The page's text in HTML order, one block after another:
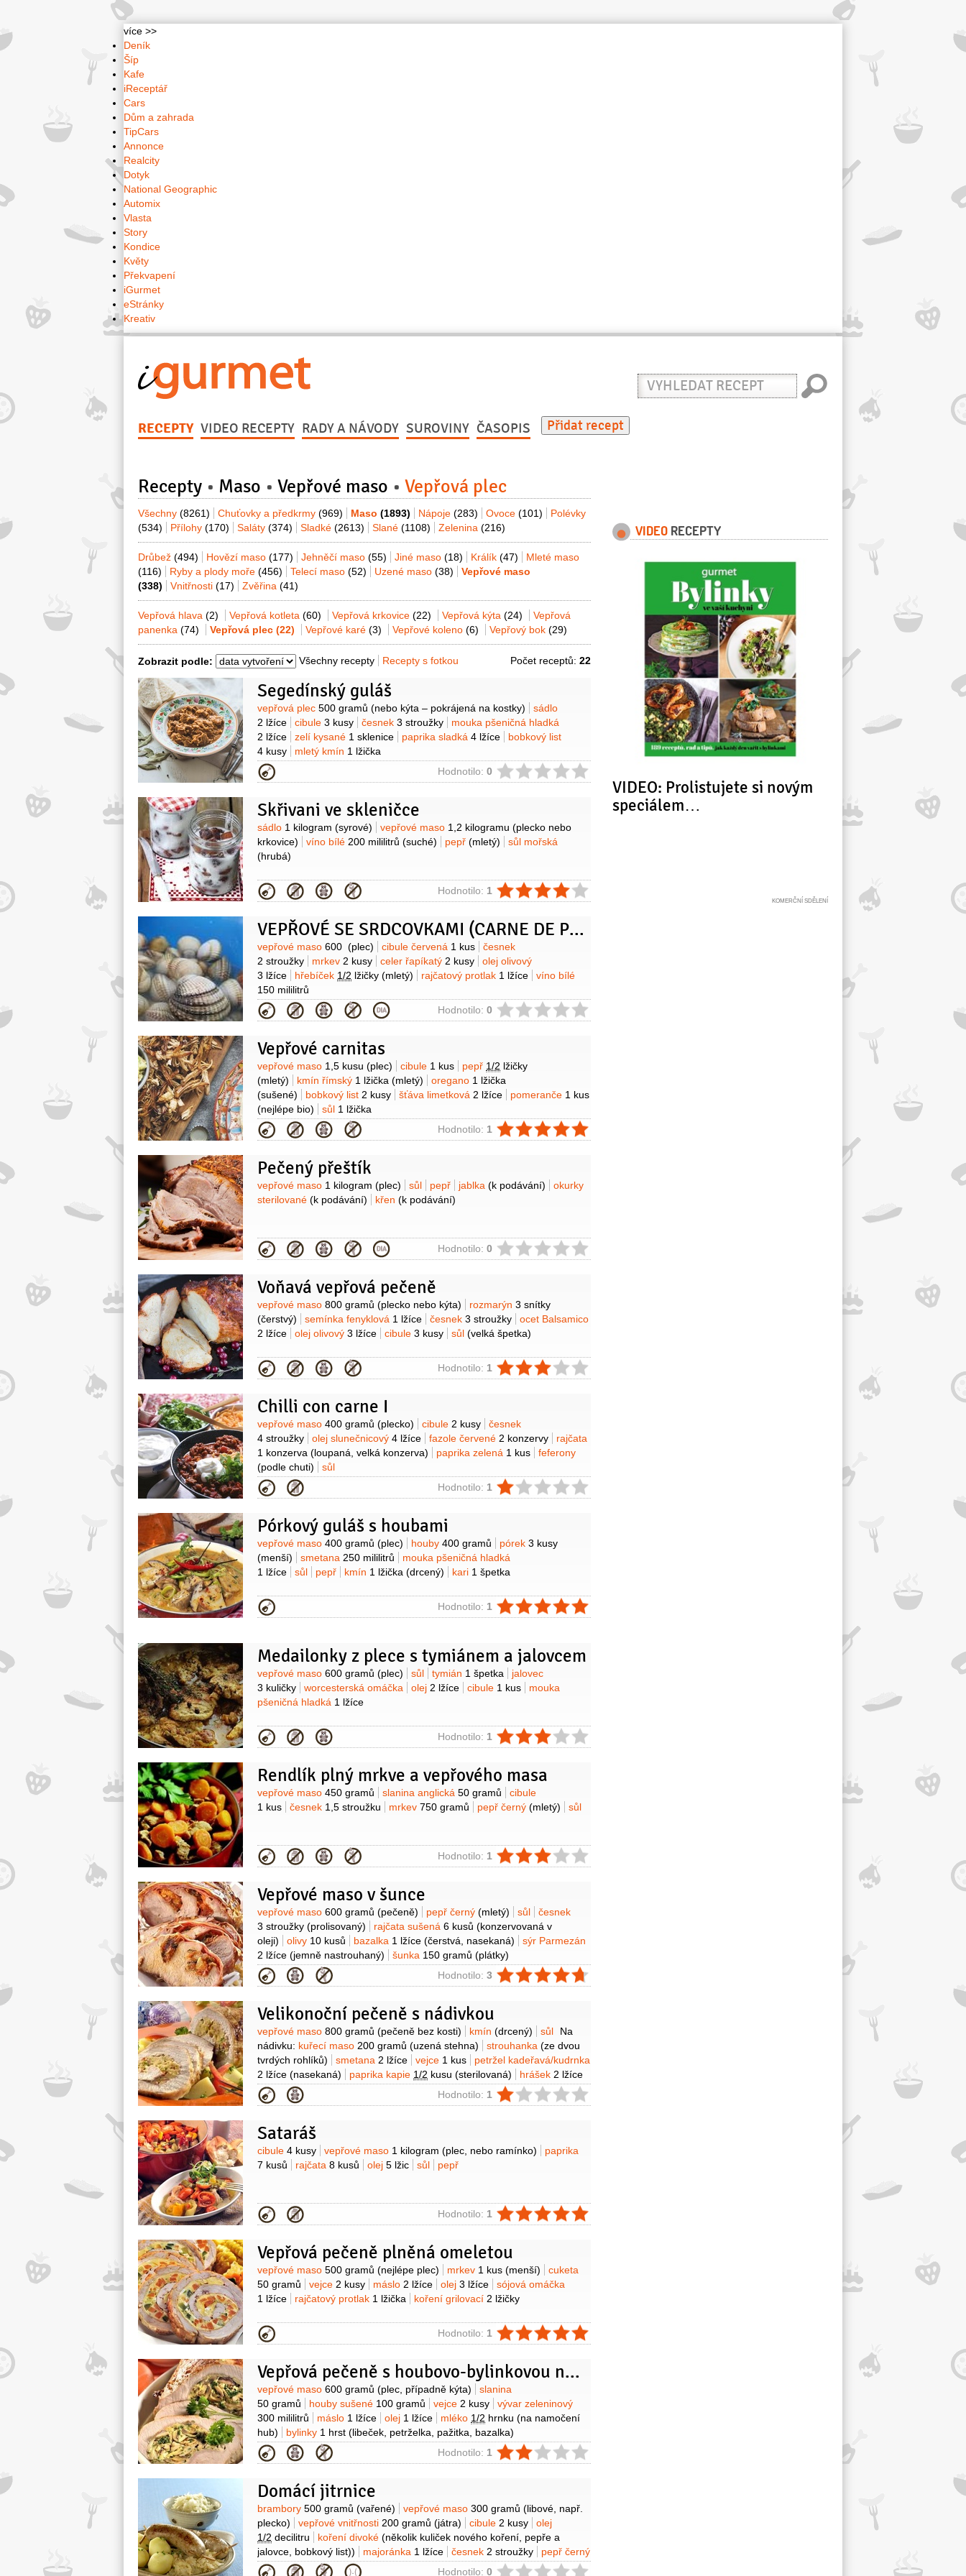
více >>
Deník
Šíp
Kafe
iReceptář
Cars
Dům a zahrada
TipCars
Annonce
Realcity
Dotyk
National Geographic
Automix
Vlasta
Story
Kondice
Květy
Překvapení
iGurmet
eStránky
Kreativ
Vyhledat
recept
RECEPTY VIDEO RECEPTY RADY A NÁVODY SUROVINY ČASOPIS Přidat recept
Recepty Maso Vepřové maso Vepřová plec
Všechny (8261) Chuťovky a předkrmy (969) Maso (1893) Nápoje (283) Ovoce (101)
Polévky
(534)
Přílohy (170) Saláty (374) Sladké (2613) Slané (1108) Zelenina (216)
Drůbež (494) Hovězí maso (177) Jehněčí maso (55) Jiné maso (18) Králík (47)
Mleté maso
(116)
Ryby a plody moře (456) Telecí maso (52) Uzené maso (38)
Vepřové maso
(338)
Vnitřnosti (17) Zvěřina (41)
Vepřová hlava (2) Vepřová kotleta (60) Vepřová krkovice (22) Vepřová kýta (24)
Vepřová
panenka (74) Vepřová plec (22) Vepřové karé (3) Vepřové koleno (6) Vepřový bok (29)
Zobrazit podle: Všechny recepty Recepty s fotkou Počet receptů: 22
Segedínský guláš
Suroviny
vepřová plec 500 gramů (nebo kýta – pokrájená na kostky)
sádlo
2 lžíce
cibule 3 kusy česnek 3 stroužky
mouka pšeničná hladká
2 lžíce
zelí kysané 1 sklenice paprika sladká 4 lžíce
bobkový list
4 kusy
mletý kmín 1 lžička
Kategorie Hodnotilo: 0
Skřivani ve skleničce
Suroviny
sádlo 1 kilogram (syrové) vepřové maso 1,2 kilogramu (plecko nebo
krkovice)
víno bílé 200 mililitrů (suché) pepř (mletý)
sůl mořská
(hrubá)
Kategorie Hodnotilo: 1
VEPŘOVÉ SE SRDCOVKAMI (CARNE DE PORCO À ALENTEJANA)
Suroviny
vepřové maso 600 (plec) cibule červená 1 kus
česnek
2 stroužky
mrkev 2 kusy celer řapíkatý 2 kusy
olej olivový
3 lžíce
hřebíček 1/2 lžičky (mletý) rajčatový protlak 1 lžíce
víno bílé
150 mililitrů
Kategorie Hodnotilo: 0
Vepřové carnitas
Suroviny
vepřové maso 1,5 kusu (plec) cibule 1 kus pepř 1/2 lžičky
(mletý)
kmín římský 1 lžička (mletý) oregano 1 lžička
(sušené)
bobkový list 2 kusy šťáva limetková 2 lžíce pomeranče 1 kus
(nejlépe bio)
sůl 1 lžička
Kategorie Hodnotilo: 1
Pečený přeštík
Suroviny
vepřové maso 1 kilogram (plec) sůl pepř jablka (k podávání)
okurky
sterilované (k podávání) křen (k podávání)
Kategorie Hodnotilo: 0
Voňavá vepřová pečeně
Suroviny
vepřové maso 800 gramů (plecko nebo kýta) rozmarýn 3 snítky
(čerstvý)
semínka fenyklová 1 lžíce česnek 3 stroužky
ocet Balsamico
2 lžíce
olej olivový 3 lžíce cibule 3 kusy sůl (velká špetka)
Kategorie Hodnotilo: 1
Chilli con carne I
Suroviny
vepřové maso 400 gramů (plecko) cibule 2 kusy
česnek
4 stroužky
olej slunečnicový 4 lžíce fazole červené 2 konzervy
rajčata
1 konzerva (loupaná, velká konzerva) paprika zelená 1 kus
feferony
(podle chuti)
sůl
Kategorie Hodnotilo: 1
Pórkový guláš s houbami
Suroviny
vepřové maso 400 gramů (plec) houby 400 gramů pórek 3 kusy
(menší)
smetana 250 mililitrů
mouka pšeničná hladká
1 lžíce
sůl pepř kmín 1 lžička (drcený) kari 1 špetka
Kategorie Hodnotilo: 1
Medailonky z plece s tymiánem a jalovcem
Suroviny
vepřové maso 600 gramů (plec) sůl tymián 1 špetka
jalovec
3 kuličky
worcesterská omáčka olej 2 lžíce cibule 1 kus
mouka
pšeničná hladká 1 lžíce
Kategorie Hodnotilo: 1
Rendlík plný mrkve a vepřového masa
Suroviny
vepřové maso 450 gramů slanina anglická 50 gramů
cibule
1 kus
česnek 1,5 stroužku mrkev 750 gramů pepř černý (mletý) sůl
Kategorie Hodnotilo: 1
Vepřové maso v šunce
Suroviny
vepřové maso 600 gramů (pečeně) pepř černý (mletý) sůl
česnek
3 stroužky (prolisovaný) rajčata sušená 6 kusů (konzervovaná v
oleji)
olivy 10 kusů bazalka 1 lžíce (čerstvá, nasekaná)
sýr Parmezán
2 lžíce (jemně nastrouhaný) šunka 150 gramů (plátky)
Kategorie Hodnotilo: 3
Velikonoční pečeně s nádivkou
Suroviny
vepřové maso 800 gramů (pečeně bez kosti) kmín (drcený) sůl
Na
nádivku: kuřecí maso 200 gramů (uzená stehna) strouhanka (ze dvou
tvrdých rohlíků)
smetana 2 lžíce vejce 1 kus
petržel kadeřavá/kudrnka
2 lžíce (nasekaná) paprika kapie 1/2 kusu (sterilovaná) hrášek 2 lžíce
(sterilovaný)
muškátový květ (mletý)
Kategorie Hodnotilo: 1
Sataráš
Suroviny
cibule 4 kusy vepřové maso 1 kilogram (plec, nebo ramínko)
paprika
7 kusů
rajčata 8 kusů olej 5 lžic sůl pepř
Kategorie Hodnotilo: 1
Vepřová pečeně plněná omeletou
Suroviny
vepřové maso 500 gramů (nejlépe plec) mrkev 1 kus (menší)
cuketa
50 gramů
vejce 2 kusy máslo 2 lžíce olej 3 lžíce
sójová omáčka
1 lžíce
rajčatový protlak 1 lžička koření grilovací 2 lžičky
Kategorie Hodnotilo: 1
Vepřová pečeně s houbovo-bylinkovou náplní
Suroviny
vepřové maso 600 gramů (plec, případně kýta)
slanina
50 gramů
houby sušené 100 gramů vejce 2 kusy
vývar zeleninový
300 mililitrů
máslo 1 lžíce olej 1 lžíce mléko 1/2 hrnku (na namočení
hub)
bylinky 1 hrst (libeček, petrželka, pažitka, bazalka)
Kategorie Hodnotilo: 1
Domácí jitrnice
Suroviny
brambory 500 gramů (vařené) vepřové maso 300 gramů (libové, např.
plecko)
vepřové vnitřnosti 200 gramů (játra) cibule 2 kusy
olej
1/2 decilitru koření divoké (několik kuliček nového koření, pepře a
jalovce, bobkový list))
majoránka 1 lžíce česnek 2 stroužky
pepř černý
1 lžička (mletý) Hodnotilo: 0
VIDEO RECEPTY
VIDEO: Prolistujete si novým
speciálem…